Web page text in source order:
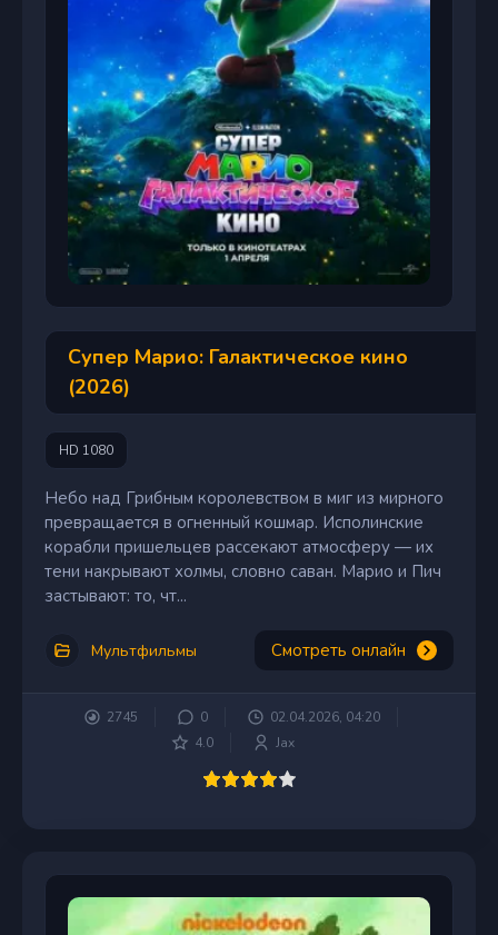
Супер Марио: Галактическое кино
(2026)
HD 1080
Небо над Грибным королевством в миг из мирного
превращается в огненный кошмар. Исполинские
корабли пришельцев рассекают атмосферу — их
тени накрывают холмы, словно саван. Марио и Пич
застывают: то, чт...
Мультфильмы Смотреть онлайн
2745 0
02.04.2026, 04:20
4.0
Jax